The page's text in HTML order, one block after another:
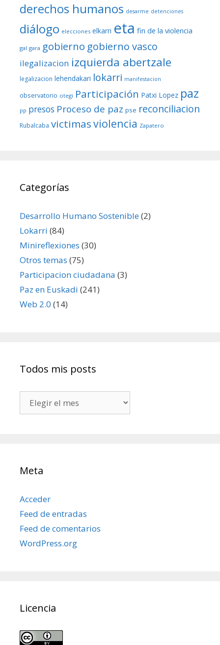
derechos humanos desarme detenciones
diálogo elecciones elkarri eta fin de la violencia
gal gara gobierno gobierno vasco
ilegalizacion izquierda abertzale
legalizacion lehendakari lokarri manifestacion
observatorio otegi Participación Patxi Lopez paz
pp presos Proceso de paz pse reconciliacion
Rubalcaba victimasviolencia Zapatero
Categorías
Desarrollo Humano Sostenible(2)
Lokarri (84)
Minireflexiones (30)
Otros temas (75)
Participacion ciudadana (3)
Paz en Euskadi (241)
Web 2.0 (14)
Todos mis posts
mis
Meta
Acceder
Feed de entradas
Feed de comentarios
WordPress.org
Licencia